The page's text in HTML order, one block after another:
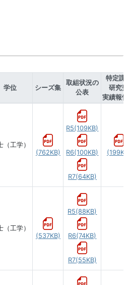
学位 シーズ集
取組状況の
公表
特定課
研究費
実績報告
（工学）
(762KB)
R5(109KB)
R6(100KB)
R7(64KB)
（工学）
(537KB)
R5(88KB)
R6(74KB)
R7(55KB)